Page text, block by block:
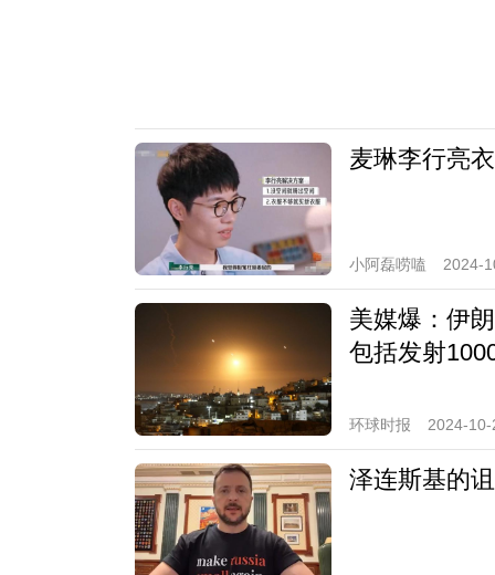
麦琳李行亮
小阿磊唠嗑 2024-
美媒爆：伊
包括发射
环球时报 2024-
泽连斯基的